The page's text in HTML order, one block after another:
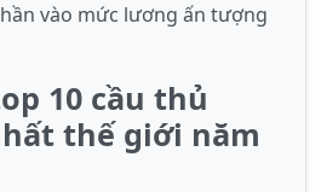
vào mức lương ấn tượng
10 cầu thủ
thế giới năm